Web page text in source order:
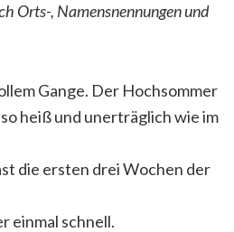
Orts-, Namensnennungen und
Gange. Der Hochsommer
heiß und unerträglich wie im
die ersten drei Wochen der
einmal schnell.